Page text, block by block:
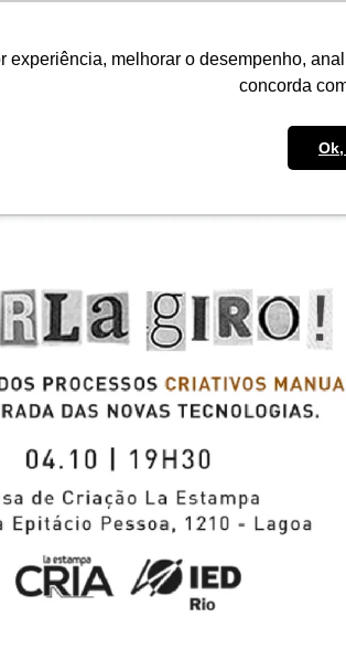
experiência, melhorar o desempenho,
concorda